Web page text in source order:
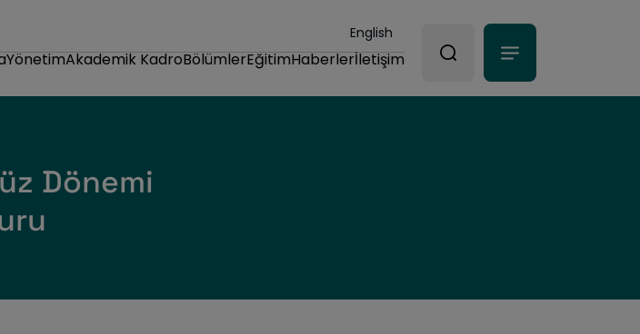
English
YönetimAkademik KadroBölümlerEğitimHaberlerİletişim
Dönemi